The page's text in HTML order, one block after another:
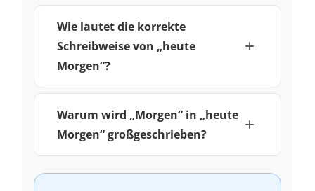
Wie lautet die korrekte
Schreibweise von „heute
Morgen“?
Warum wird „Morgen“ in „heute
Morgen“ großgeschrieben?